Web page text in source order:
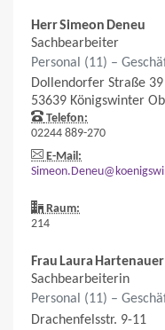
HerrSimeon Deneu
Sachbearbeiter
Personal (11) –
Dollendorfer Straße 39
53639 Königswinter
Telefon:
02244 889-270
E-Mail:
Raum:
214
FrauLaura Hartenauer
Sachbearbeiterin
Personal (11) –
Drachenfelsstr. 9-11